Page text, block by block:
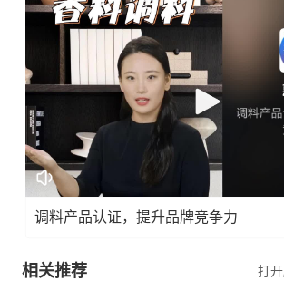
调料产品认证，提升品牌竞争力
相关推荐 打